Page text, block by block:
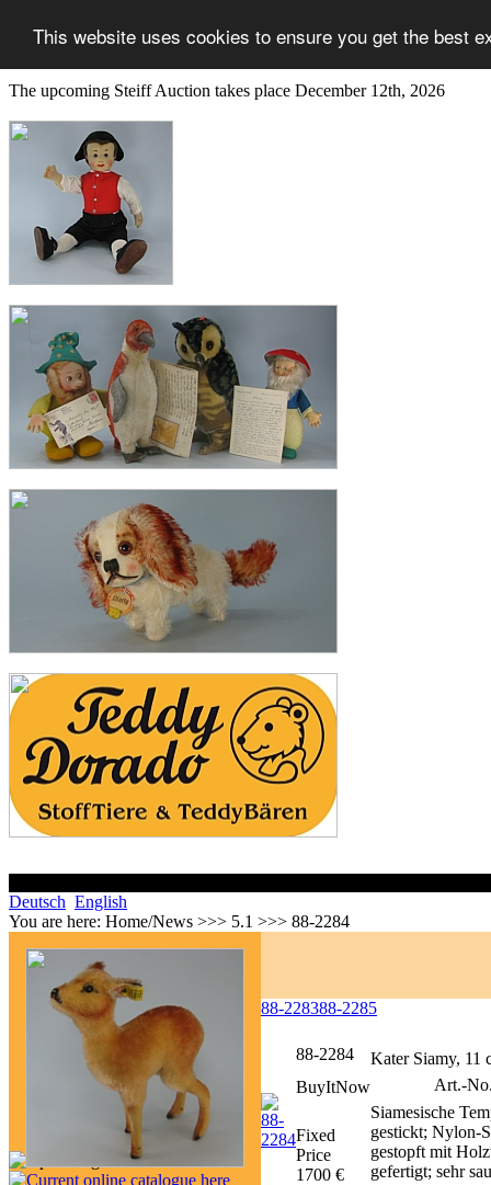
This website uses cookies to ensure you get the best
The upcoming Steiff Auction takes place December 12th, 2026
Deutsch English
You are here: Home/News >>> 5.1 >>> 88-2284
88-228388-2285
88-2284
Kater Siamy, 11
Art.-
Siamesische
gestickt; Nylon-
gestopft mit
gefertigt; sehr
BuyItNow
Fixed
Price
1700 €